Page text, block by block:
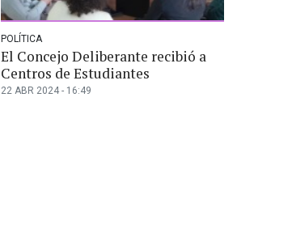
POLÍTICA
El Concejo Deliberante recibió a
Centros de Estudiantes
22 ABR 2024 - 16:49